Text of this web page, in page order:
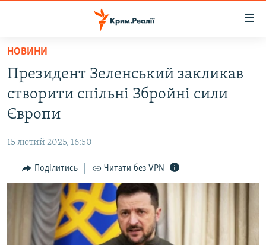
Перейти
основного
матеріалу
Перейти
до
основної
Перейти
до
ВОДА.КРИМ
ВІДЕО ТА ФОТО
БЛОГИ
ПОГЛЯД
ІНТЕРВ'Ю
ВСЕ ЗА ДЕНЬ
СПЕЦПРОЕКТИ
НОВИНИ
Президент Зеленський закликав
створити спільні Збройні сили
Європи
15 лютий 2025, 16:50
Поділитись Читати без VPN